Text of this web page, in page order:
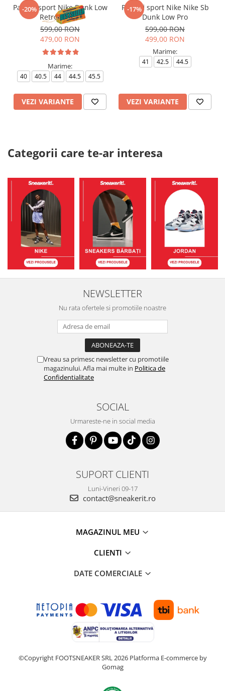
-20%
Pantofi sport Nike Dunk Low
Retro Panda
599,00 RON
479,00 RON
Marime:
40 40.5 44 44.5 45.5
VEZI VARIANTE
-17%
Pantofi sport Nike Nike Sb
Dunk Low Pro
599,00 RON
499,00 RON
Marime:
41 42.5 44.5
VEZI VARIANTE
Categorii care te-ar interesa
NEWSLETTER
Nu rata ofertele si promotiile noastre
Vreau sa primesc newsletter cu promotiile
magazinului. Afla mai multe in Politica de
Confidentialitate
SOCIAL
Urmareste-ne in social media
SUPORT CLIENTI
Luni-Vineri 09-17
contact@sneakerit.ro
MAGAZINUL MEU
CLIENTI
DATE COMERCIALE
©Copyright FOOTSNEAKER SRL 2026 Platforma E-commerce by
Gomag